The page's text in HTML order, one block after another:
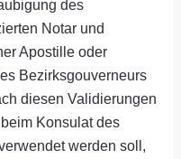
des
Notar und
Apostille oder
Bezirksgouverneurs
diesen Validierungen
Konsulat des
werden soll,